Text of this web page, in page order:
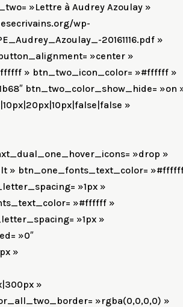
»Lettre à Audrey Azoulay »
wp-
20161116.pdf »
»center »
» btn_two_icon_color= »#ffffff »
btn_two_color_show_hide= »on
»
»drop »
» btn_one_fonts_text_color=
»1px »
»#ffffff »
»1px »
»0″
»
»
»rgba(0,0,0,0) »